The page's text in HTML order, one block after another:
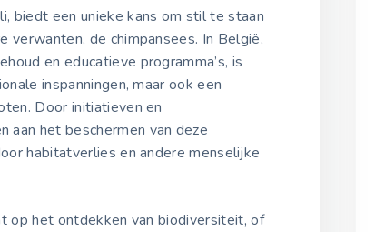
biedt een unieke kans om stil te staan
verwanten, de chimpansees. In België,
en educatieve programma’s, is
inspanningen, maar ook een
Door initiatieven en
aan het beschermen van deze
habitatverlies en andere menselijke
op het ontdekken van biodiversiteit, of
2021-2025
Wereld Chimpansee Dag
2021